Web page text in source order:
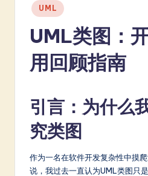
m
Posted
in
UML
UML类图：
用回顾指南
引言：为什么
究类图
作为一名在软件开发复杂性中摸
说，我过去一直认为UML类图只